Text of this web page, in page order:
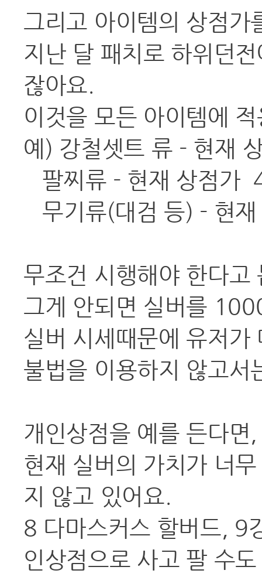
그리고 아이템의 상점가
지난 달 패치로 하위던
잖아요.
이것을 모든 아이템에
예) 강철셋트 류 - 현재
팔찌류 - 현재 상점가
무기류(대검 등) - 현
무조건 시행해야 한다고
그게 안되면 실버를
실버 시세때문에 유저
불법을 이용하지 않고서
개인상점을 예를 든다면,
현재 실버의 가치가 너
지 않고 있어요.
8 다마스커스 할버드, 9
인상점으로 사고 팔 수